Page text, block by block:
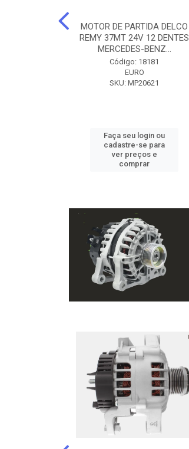
MOTOR DE PARTIDA DELCO
REMY 37MT 24V 12 DENTES
MERCEDES-BENZ...
Código: 18181
EURO
SKU: MP20621
Faça seu login ou
cadastre-se para
ver preços e
comprar